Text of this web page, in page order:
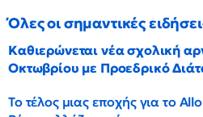
Όλες οι σημαντικές
Καθιερώνεται νέα σχολική
Οκτωβρίου με Προεδρικό
Το τέλος μιας εποχής για το